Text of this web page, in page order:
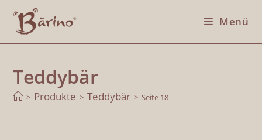
Menü
Teddybär
> Produkte > Teddybär > Seite 18